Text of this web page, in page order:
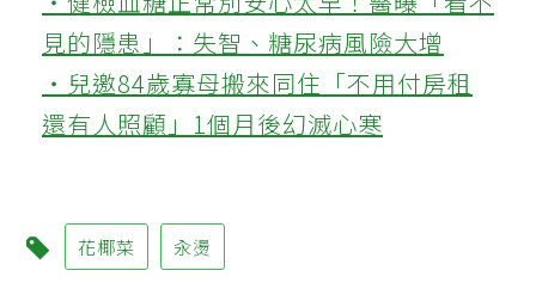
見的隱患」：失智、糖尿病風險大增
‧兒邀84歲寡母搬來同住「不用付房租
還有人照顧」1個月後幻滅心寒
花椰菜 汆燙